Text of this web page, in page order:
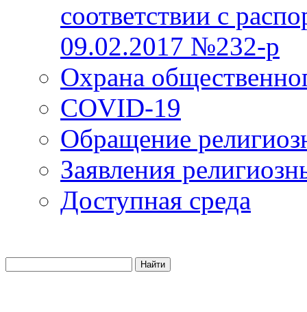
соответствии с
09.02.2017 №232-р
Охрана
COVID-19
Обращение
Заявления
Доступная среда
Найти